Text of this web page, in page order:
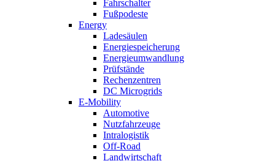
Fahrschalter
Fußpodeste
Energy
Ladesäulen
Energiespeicherung
Energieumwandlung
Prüfstände
Rechenzentren
DC Microgrids
E-Mobility
Automotive
Nutzfahrzeuge
Intralogistik
Off-Road
Landwirtschaft